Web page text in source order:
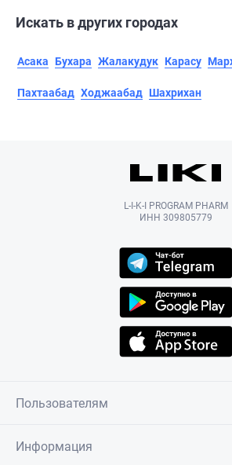
Искать в других городах
Асака Бухара Жалакудук Карасу
Пахтаабад Ходжаабад Шахрихан
L-I-K-I PROGRAM PHARM
ИНН 309805779
Пользователям
Информация